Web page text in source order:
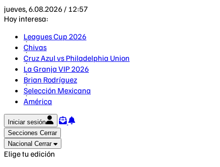
jueves, 6.08.2026 / 12:57
Hoy interesa:
Leagues Cup 2026
Chivas
Cruz Azul vs Philadelphia Union
La Granja VIP 2026
Brian Rodríguez
Selección Mexicana
América
Iniciar sesión
Secciones Cerrar
Nacional Cerrar
Elige tu edición